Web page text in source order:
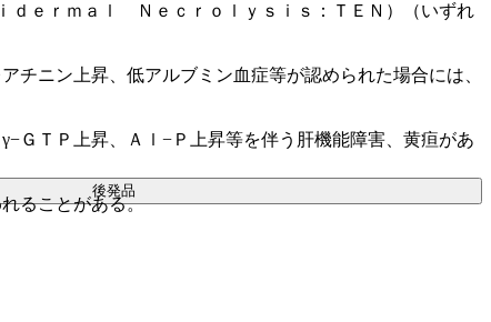
ｄｅｒｍａｌ Ｎｅｃｒｏｌｙｓｉｓ：ＴＥＮ）（いずれ
ニン上昇、低アルブミン血症等が認められた場合には、
ＧＴＰ上昇、Ａｌ−Ｐ上昇等を伴う肝機能障害、黄疸があ
ることがある。
後発品